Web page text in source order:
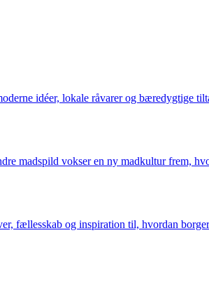
idéer, lokale råvarer og bæredygtige
madspild vokser en ny madkultur frem,
fællesskab og inspiration til, hvordan